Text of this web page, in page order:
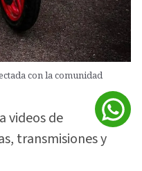
con la comunidad
videos de
transmisiones y